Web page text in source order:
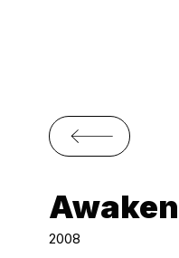
2008